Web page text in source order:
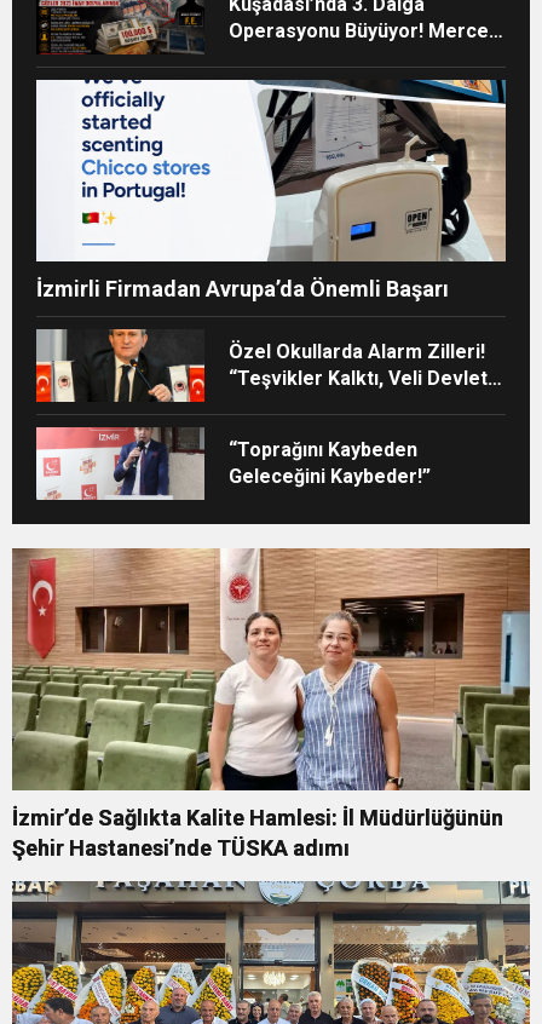
Operasyonu Büyüyor! Mercek
Planları
İzmirli Firmadan Avrupa’da Önemli Başarı
Özel Okullarda Alarm Zilleri!
“Teşvikler Kalktı, Veli Devlet
“Toprağını Kaybeden
Geleceğini Kaybeder!”
İzmir’de Sağlıkta Kalite Hamlesi: İl Müdürlüğünün
Şehir Hastanesi’nde TÜSKA adımı